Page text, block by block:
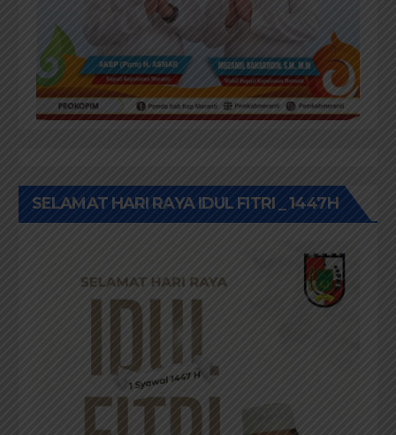
SELAMAT HARI RAYA IDUL FITRI _ 1447H